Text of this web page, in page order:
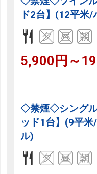
ド2台】(12平米
5,900円～
◇禁煙◇シング
ッド1台】(9平
ル)